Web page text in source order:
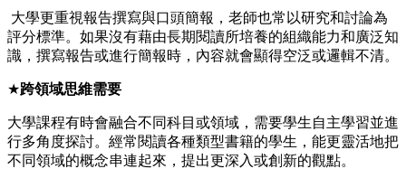
大學更重視報告撰寫與口頭簡報，老師也常以研究和討論為
評分標準。如果沒有藉由長期閱讀所培養的組織能力和廣泛知
識，撰寫報告或進行簡報時，內容就會顯得空泛或邏輯不清。
★跨領域思維需要
大學課程有時會融合不同科目或領域，需要學生自主學習並進
行多角度探討。經常閱讀各種類型書籍的學生，能更靈活地把
不同領域的概念串連起來，提出更深入或創新的觀點。